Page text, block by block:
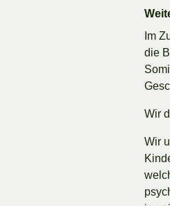
Im
die
Wir
Wir